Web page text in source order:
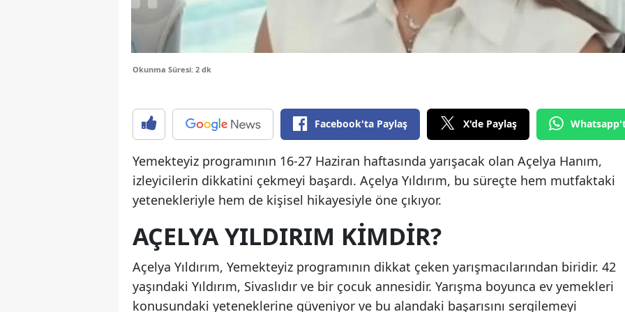
Edirne
Elazığ
Eskişehir
Gaziantep
Giresun
Hakkari
Hatay
Isparta
Okunma Süresi: 2 dk
Facebook'ta Paylaş X'de Paylaş
Yemekteyiz programının 16-27 Haziran haftasında yarışacak olan Açelya Hanım,
izleyicilerin dikkatini çekmeyi başardı. Açelya Yıldırım, bu süreçte hem mutfaktaki
yetenekleriyle hem de kişisel hikayesiyle öne çıkıyor.
AÇELYA YILDIRIM KIMDIR?
Açelya Yıldırım, Yemekteyiz programının dikkat çeken yarışmacılarından biridir. 42
yaşındaki Yıldırım, Sivaslıdır ve bir çocuk annesidir. Yarışma boyunca ev yemekleri
konusundaki yeteneklerine güveniyor ve bu alandaki başarısını sergilemeyi